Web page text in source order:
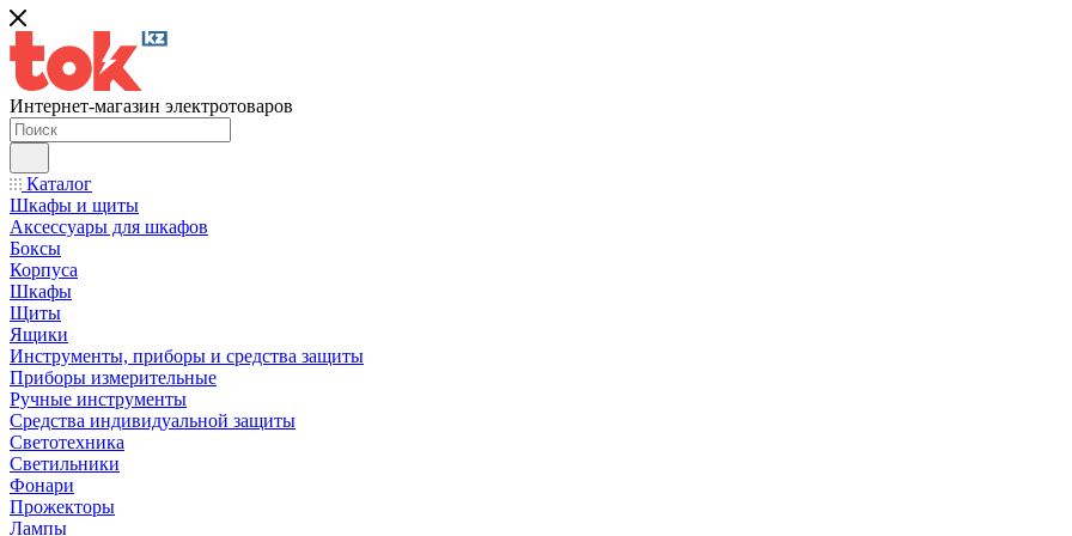
Интернет-магазин электротоваров
Каталог
Шкафы и щиты
Аксессуары для шкафов
Боксы
Корпуса
Шкафы
Щиты
Ящики
Инструменты, приборы и средства защиты
Приборы измерительные
Ручные инструменты
Средства индивидуальной защиты
Светотехника
Светильники
Фонари
Прожекторы
Лампы